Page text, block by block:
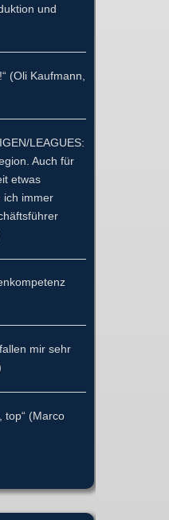
und
(Oli Kaufmann,
LEAGUES:
Auch für
etwas
ich immer
mir sehr
top“ (Marco